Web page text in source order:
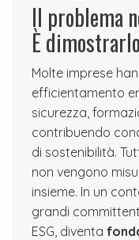
Il problema
È
Molte imprese
efficientamento
sicurezza,
contribuendo
di sostenibilità.
non vengono
insieme. In un
grandi
ESG, diventa